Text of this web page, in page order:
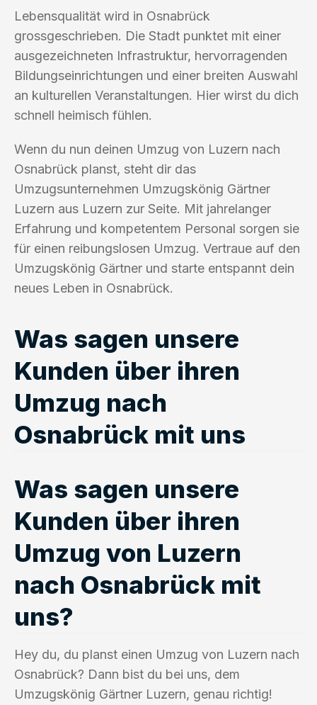
Lebensqualität wird in Osnabrück
grossgeschrieben. Die Stadt punktet mit einer
ausgezeichneten Infrastruktur, hervorragenden
Bildungseinrichtungen und einer breiten Auswahl
an kulturellen Veranstaltungen. Hier wirst du dich
schnell heimisch fühlen.
Wenn du nun deinen Umzug von Luzern nach
Osnabrück planst, steht dir das
Umzugsunternehmen Umzugskönig Gärtner
Luzern aus Luzern zur Seite. Mit jahrelanger
Erfahrung und kompetentem Personal sorgen sie
für einen reibungslosen Umzug. Vertraue auf den
Umzugskönig Gärtner und starte entspannt dein
neues Leben in Osnabrück.
Was sagen unsere
Kunden über ihren
Umzug nach
Osnabrück mit uns
Was sagen unsere
Kunden über ihren
Umzug von Luzern
nach Osnabrück mit
uns?
Hey du, du planst einen Umzug von Luzern nach
Osnabrück? Dann bist du bei uns, dem
Umzugskönig Gärtner Luzern, genau richtig!